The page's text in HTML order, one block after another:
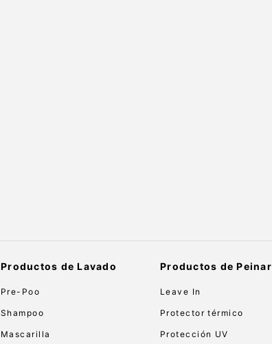
Productos de Lavado
Pre-Poo
Shampoo
Mascarilla
Productos de Peinar
Leave In
Protector térmico
Protección UV